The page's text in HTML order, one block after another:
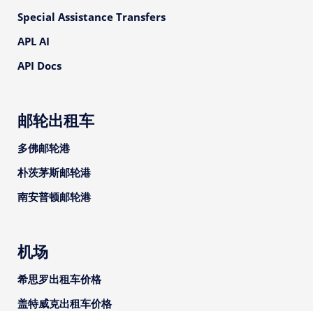
Special Assistance Transfers
APL AI
API Docs
邮轮出租车
多佛邮轮港
朴茨茅斯邮轮港
南安普顿邮轮港
机场
希思罗出租车价格
盖特威克出租车价格